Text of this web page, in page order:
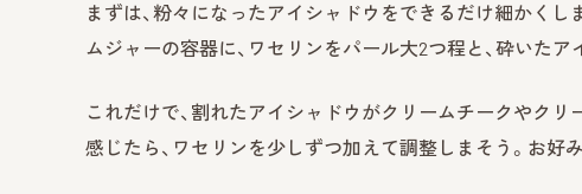
まずは、粉々になったアイシャドウをできるだけ細かく
ムジャーの容器に、ワセリンをパール大2つ程と、砕いた
これだけで、割れたアイシャドウがクリームチークやク
感じたら、ワセリンを少しずつ加えて調整しまそう。お好